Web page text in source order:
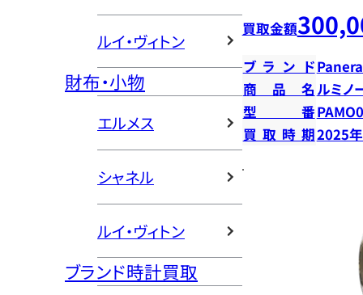
ルイ・ヴィトン
財布・小物
エルメス
シャネル
ルイ・ヴィトン
ブランド時計買取
買取金額
ブランド
商品名 ルミノ
型番
買取時期2025